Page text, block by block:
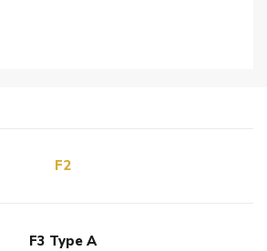
F2
F3 Type A